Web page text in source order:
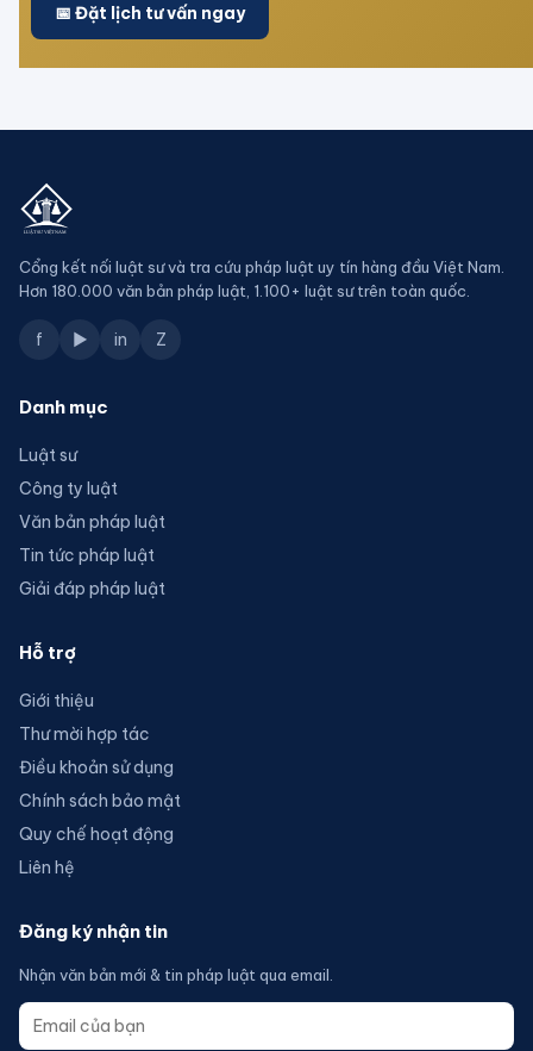
📅 Đặt lịch tư vấn ngay
Cổng kết nối luật sư và tra cứu pháp luật uy tín hàng đầu Việt Nam.
Hơn 180.000 văn bản pháp luật, 1.100+ luật sư trên toàn quốc.
f ▶ in Z
Danh mục
Luật sư
Công ty luật
Văn bản pháp luật
Tin tức pháp luật
Giải đáp pháp luật
Hỗ trợ
Giới thiệu
Thư mời hợp tác
Điều khoản sử dụng
Chính sách bảo mật
Quy chế hoạt động
Liên hệ
Đăng ký nhận tin
Nhận văn bản mới & tin pháp luật qua email.